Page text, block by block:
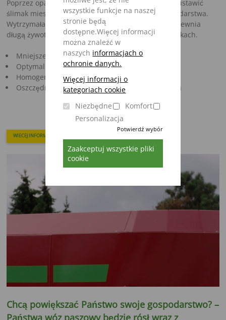
wszystkie funkcje na naszej
stronie będą
dostępne.Więcej informacji
można znaleźć w
naszych informacjach o
ochronie danych.
Więcej informacji o
kategoriach cookie
Niezbędne
Komfort
Personalizacja
Potwierdź wybór
Zaakceptuj wszystkie pliki
cookie
Poprzez opatentowane przestawianie noży można ustawić
ślimak mieszający IMS zgodnie z potrzebami gospodarstwa.
Wytrzymała i bezobsługowa przekładnia kątowa zapewnia
długą żywotność również w niesprzyjających warunkach.
Mniejsze zapotrzebowanie mocy
Optymalna struktura pokarmu
Homogeniczne mieszanie
Oszczędność paliwa, dzięki krótszemu mieszania
WIECEJ INFORMACJI
Chcą powiększać Państwo swoje gospodarstwo? –
Państwa wóz paszowy będzie rósł wraz z